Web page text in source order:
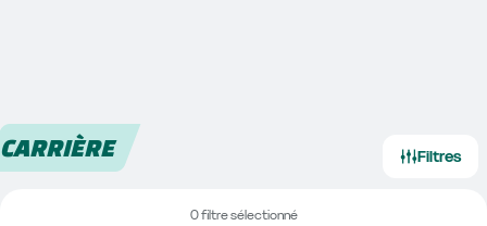
CARRIÈRE Filtres
0 filtre sélectionné